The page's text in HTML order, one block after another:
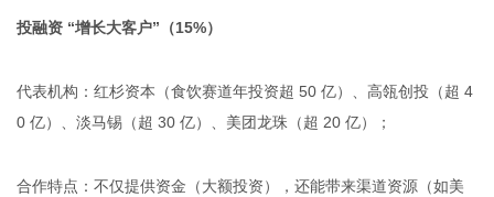
投融资 “增长大客户”（15%）
代表机构：红杉资本（食饮赛道年投资超 50 亿）、高瓴创投（超 4
0 亿）、淡马锡（超 30 亿）、美团龙珠（超 20 亿）；
合作特点：不仅提供资金（大额投资），还能带来渠道资源（如美